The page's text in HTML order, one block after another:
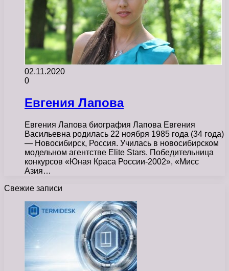
02.11.2020
0
Евгения Лапова
Евгения Лапова биография Лапова Евгения
Васильевна родилась 22 ноября 1985 года (34 года)
— Новосибирск, Россия. Училась в новосибирском
модельном агентстве Elite Stars. Победительница
конкурсов «Юная Краса России-2002», «Мисс
Азия…
Свежие записи